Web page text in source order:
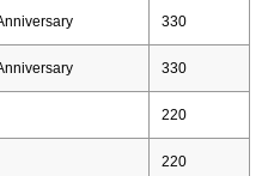
330
330
220
220